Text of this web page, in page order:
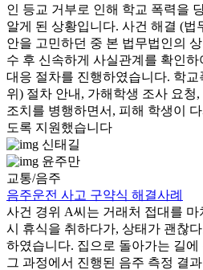
인 등교 거부로 인해 학교 폭력을
알게 된 상황입니다. 사건 해결 (
안을 고민하던 중 본 법무법인의
수 후 신속하게 사실관계를 확인하
대응 절차를 진행하였습니다. 학
위) 절차 안내, 가해학생 조사 요청
조치를 병행하면서, 피해 학생이
도록 지원했습니다
신태길
윤주만
교통/음주
음주운전 사고 구약식 해결사례
사건 경위 A씨는 거래처 접대를
시 휴식을 취하다가, 상태가 괜찮
하였습니다. 집으로 돌아가는 길
그 과정에서 진행된 음주 측정 결